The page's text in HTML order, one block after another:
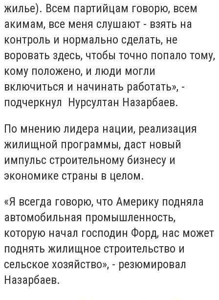
жилье). Всем партийцам говорю, всем
акимам, все меня слушают - взять на
контроль и нормально сделать, не
воровать здесь, чтобы точно попало тому,
кому положено, и люди могли
включиться и начинать работать», -
подчеркнул Нурсултан Назарбаев.
По мнению лидера нации, реализация
жилищной программы, даст новый
импульс строительному бизнесу и
экономике страны в целом.
«Я всегда говорю, что Америку подняла
автомобильная промышленность,
которую начал господин Форд, нас может
поднять жилищное строительство и
сельское хозяйство», - резюмировал
Назарбаев.